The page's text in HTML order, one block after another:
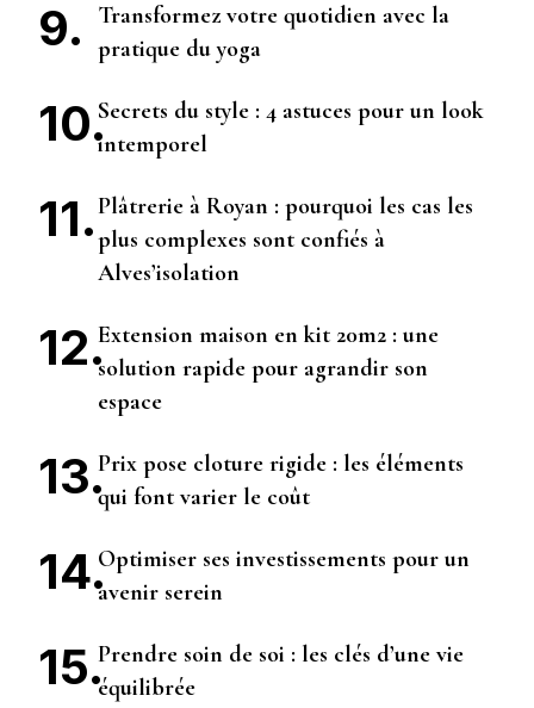
Transformez votre quotidien avec la
pratique du yoga
Secrets du style : 4 astuces pour un look
intemporel
Plâtrerie à Royan : pourquoi les cas les
plus complexes sont confiés à
Alves’isolation
Extension maison en kit 20m2 : une
solution rapide pour agrandir son
espace
Prix pose cloture rigide : les éléments
qui font varier le coût
Optimiser ses investissements pour un
avenir serein
Prendre soin de soi : les clés d’une vie
équilibrée